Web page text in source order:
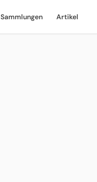
Sammlungen Artikel